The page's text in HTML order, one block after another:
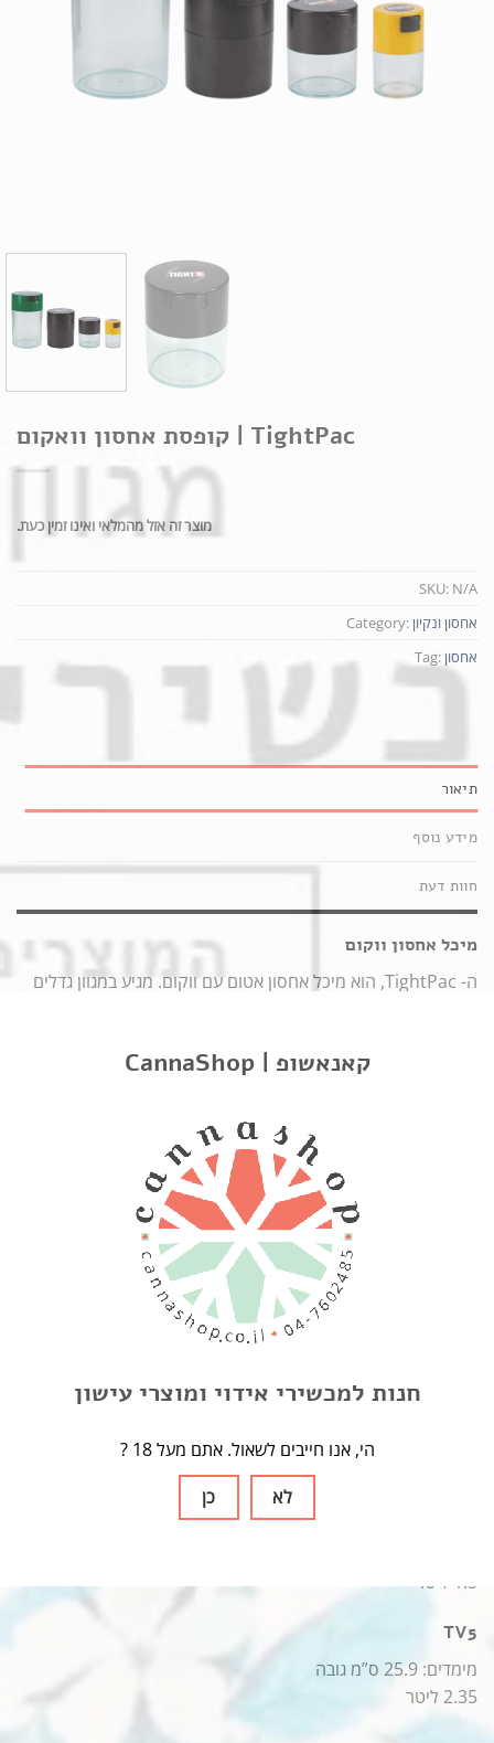
CannaShop | קאנאשופ
חנות למכשירי אידוי ומוצרי עישון
? הי, אנו חייבים לשאול. אתם מעל 18
כן
לא
TightPac | קופסת אחסון וואקום
מוצר זה אזל מהמלאי ואינו זמין כעת.
SKU: N/A
Category:אחסון ונקיון
Tag:אחסון
תיאור
מידע נוסף
חוות דעת
מיכל אחסון ווקום
ה- TightPac, הוא מיכל אחסון אטום עם ווקום. מגיע במגוון גדלים
1.3 ליטר
TV5
מימדים: 25.9 ס”מ גובה
2.35 ליטר